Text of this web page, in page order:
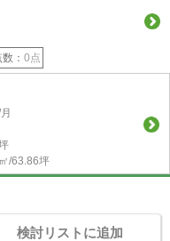
： 0点
/63.86坪
検討リストに追加